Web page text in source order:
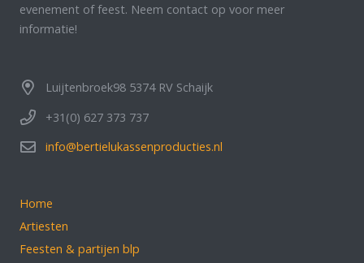
evenement of feest. Neem contact op voor meer
informatie!
Luijtenbroek98 5374 RV Schaijk
+31(0) 627 373 737
info@bertielukassenproducties.nl
Home
Artiesten
Feesten & partijen blp